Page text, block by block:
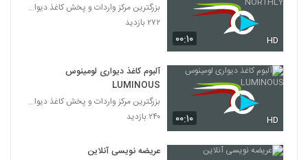
۰۰:۱۰ HD
بزرگترین مرکز واردات و پخش کاغذ دیواری
۲۷۲ بازدید
۰۰:۱۰ HD
آلبوم کاغذ دیواری لومینوس
LUMINOUS
بزرگترین مرکز واردات و پخش کاغذ دیواری
۲۴۰ بازدید
عریضه نویسی آنلاین